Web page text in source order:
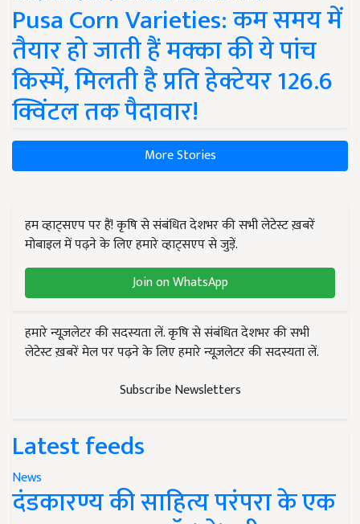
Pusa Corn Varieties: कम समय में
तैयार हो जाती हैं मक्का की ये पांच
किस्में, मिलती है प्रति हेक्टेयर 126.6
क्विंटल तक पैदावार!
More Stories
हम व्हाट्सएप पर हैं! कृषि से संबंधित देशभर की सभी लेटेस्ट ख़बरें
मोबाइल में पढ़ने के लिए हमारे व्हाट्सएप से जुड़ें.
Join on WhatsApp
हमारे न्यूज़लेटर की सदस्यता लें. कृषि से संबंधित देशभर की सभी
लेटेस्ट ख़बरें मेल पर पढ़ने के लिए हमारे न्यूज़लेटर की सदस्यता लें.
Subscribe Newsletters
Latest feeds
News
दंडकारण्य की साहित्य परंपरा के एक